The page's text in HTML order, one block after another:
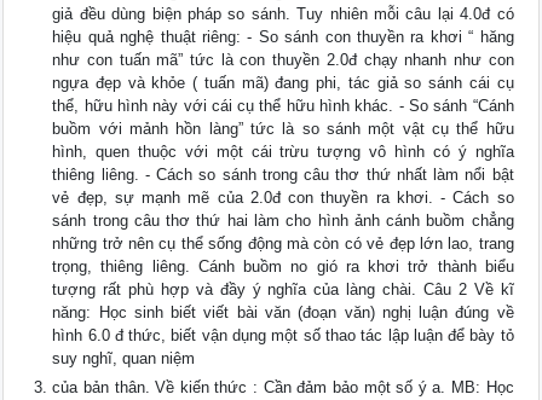
giả đều dùng biện pháp so sánh. Tuy nhiên mỗi câu lại 4.0đ có
hiệu quả nghệ thuật riêng: - So sánh con thuyền ra khơi “ hăng
như con tuấn mã” tức là con thuyền 2.0đ chạy nhanh như con
ngựa đẹp và khỏe ( tuấn mã) đang phi, tác giả so sánh cái cụ
thể, hữu hình này với cái cụ thể hữu hình khác. - So sánh “Cánh
buồm với mảnh hồn làng” tức là so sánh một vật cụ thể hữu
hình, quen thuộc với một cái trừu tượng vô hình có ý nghĩa
thiêng liêng. - Cách so sánh trong câu thơ thứ nhất làm nổi bật
vẻ đẹp, sự mạnh mẽ của 2.0đ con thuyền ra khơi. - Cách so
sánh trong câu thơ thứ hai làm cho hình ảnh cánh buồm chẳng
những trở nên cụ thể sống động mà còn có vẻ đẹp lớn lao, trang
trọng, thiêng liêng. Cánh buồm no gió ra khơi trở thành biểu
tượng rất phù hợp và đầy ý nghĩa của làng chài. Câu 2 Về kĩ
năng: Học sinh biết viết bài văn (đoạn văn) nghị luận đúng về
hình 6.0 đ thức, biết vận dụng một số thao tác lập luận để bày tỏ
suy nghĩ, quan niệm
của bản thân. Về kiến thức : Cần đảm bảo một số ý a. MB: Học